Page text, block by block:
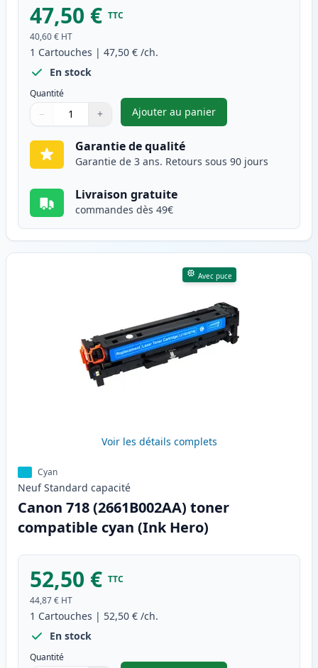
47,50 € TTC
40,60 € HT
1 Cartouches | 47,50 € /ch.
En stock
Quantité
Quantité
Utilisez les boutons pour ajuster
− +
Quantité
Ajouter au panier
,Canon 718 (2662B002AA)
Garantie de qualité
Garantie de 3 ans. Retours sous 90 jours
Livraison gratuite
commandes dès 49€
Avec puce
Voir les détails complets
Cyan
Neuf Standard capacité
Canon 718 (2661B002AA) toner
compatible cyan (Ink Hero)
52,50 € TTC
44,87 € HT
1 Cartouches | 52,50 € /ch.
En stock
Quantité